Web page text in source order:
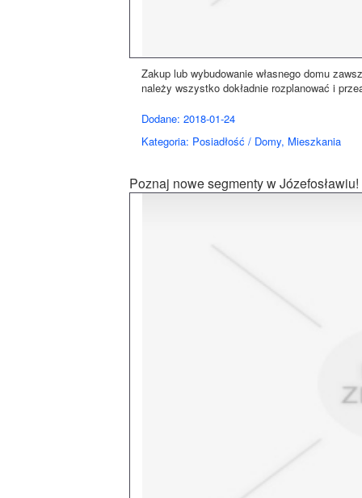
Zakup lub wybudowanie własnego domu
należy wszystko dokładnie rozplanować i
Dodane: 2018-01-24
Kategoria: Posiadłość / Domy, Mieszkania
Poznaj nowe segmenty w Józefosławiu!